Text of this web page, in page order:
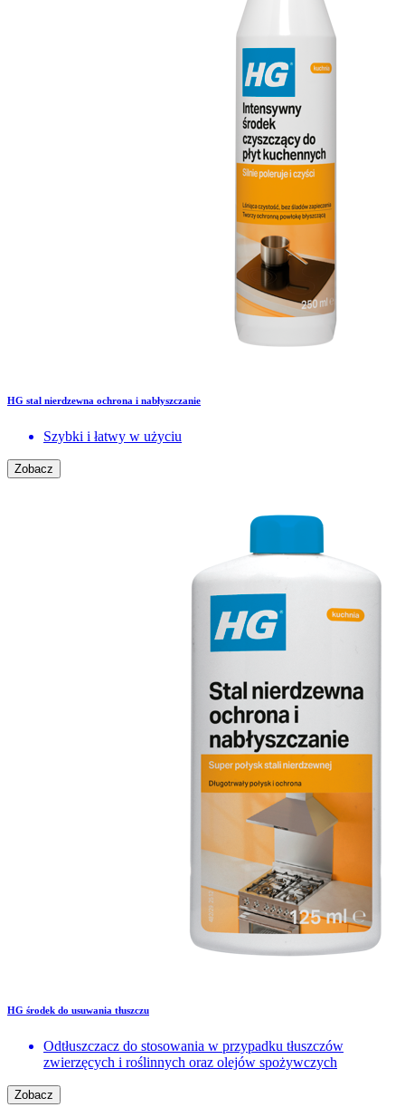
HG stal nierdzewna ochrona i nabłyszczanie
Szybki i łatwy w użyciu
Zobacz
HG środek do usuwania tłuszczu
Odtłuszczacz do stosowania w przypadku tłuszczów
zwierzęcych i roślinnych oraz olejów spożywczych
Zobacz